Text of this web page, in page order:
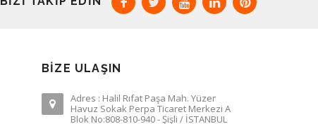
BIZE ULAŞIN
Adres : Halil Rıfat Paşa Mah. Yüzer
Havuz Sokak Perpa Ticaret Merkezi A
Blok No:808-810-940 - Şişli / İSTANBUL